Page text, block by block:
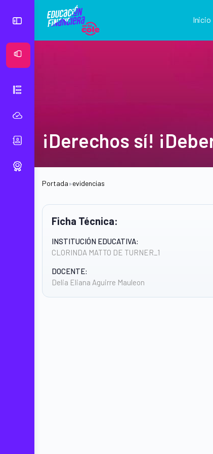
Inicio
¡Derechos sí!
Portada»evidencias
Ficha Técnica:
INSTITUCIÓN EDUCATIVA:
CLORINDA MATTO DE TURNER_1
DOCENTE:
Delia Eliana Aguirre Mauleon